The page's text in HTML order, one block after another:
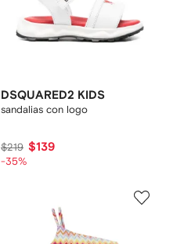
DSQUARED2 KIDS
sandalias con logo
$219 $139
-35%